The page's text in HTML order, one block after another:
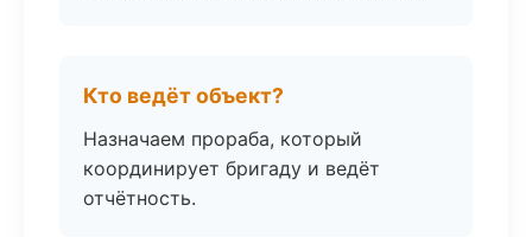
Кто ведёт объект?
Назначаем прораба, который
координирует бригаду и ведёт
отчётность.